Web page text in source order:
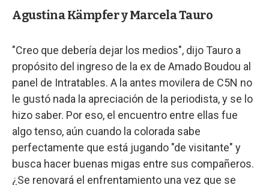
Agustina Kämpfer y Marcela Tauro
"Creo que debería dejar los medios", dijo Tauro a
propósito del ingreso de la ex de Amado Boudou al
panel de Intratables. A la antes movilera de C5N no
le gustó nada la apreciación de la periodista, y se lo
hizo saber. Por eso, el encuentro entre ellas fue
algo tenso, aún cuando la colorada sabe
perfectamente que está jugando "de visitante" y
busca hacer buenas migas entre sus compañeros.
¿Se renovará el enfrentamiento una vez que se